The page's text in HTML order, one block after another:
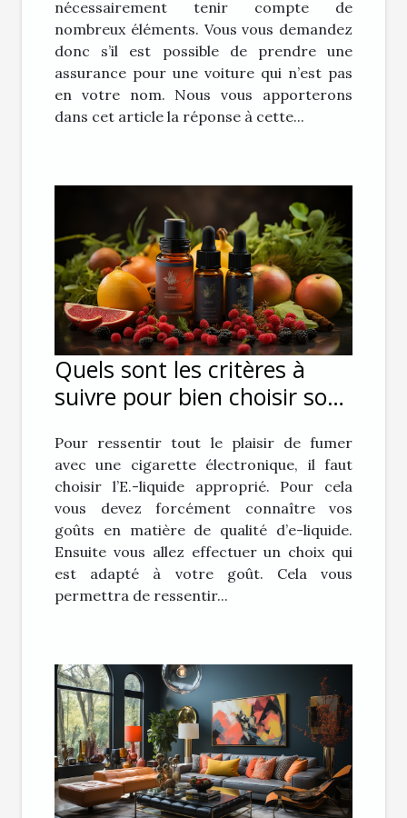
nécessairement tenir compte de
nombreux éléments. Vous vous demandez
donc s’il est possible de prendre une
assurance pour une voiture qui n’est pas
en votre nom. Nous vous apporterons
dans cet article la réponse à cette...
Quels sont les critères à
suivre pour bien choisir son
électronique ?
Pour ressentir tout le plaisir de fumer
avec une cigarette électronique, il faut
choisir l’E.-liquide approprié. Pour cela
vous devez forcément connaître vos
goûts en matière de qualité d’e-liquide.
Ensuite vous allez effectuer un choix qui
est adapté à votre goût. Cela vous
permettra de ressentir...